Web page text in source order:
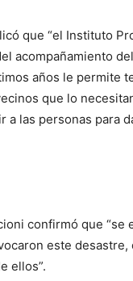
que “el Instituto
acompañamiento
años le permite
que lo
las personas para
confirmó que “se
este
ellos”.